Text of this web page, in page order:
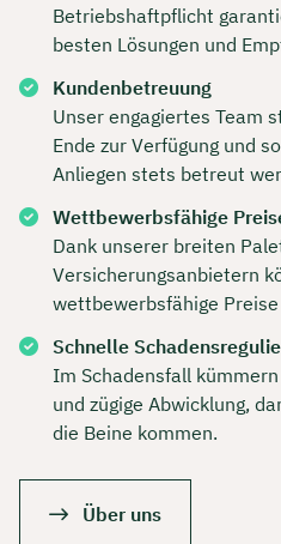
Betriebshaftpflicht
besten Lösungen und
Kundenbetreuung
Unser engagiertes Team
Ende zur Verfügung und
Anliegen stets betreut
Wettbewerbsfähige
Dank unserer breiten
Versicherungsanbietern
wettbewerbsfähige
Schnelle
Im Schadensfall
und zügige Abwicklung,
die Beine kommen.
Über uns